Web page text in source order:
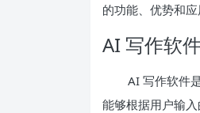
的功能、优势和
AI 写作软
AI 写作软件
能够根据用户输